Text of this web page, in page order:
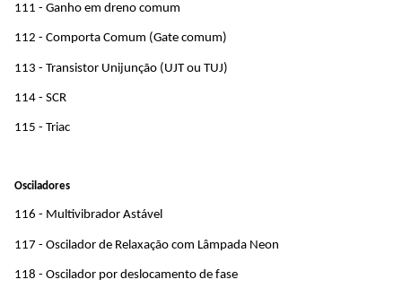
111 - Ganho em dreno comum
112 - Comporta Comum (Gate comum)
113 - Transistor Unijunção (UJT ou TUJ)
114 - SCR
115 - Triac
Osciladores
116 - Multivibrador Astável
117 - Oscilador de Relaxação com Lâmpada Neon
118 - Oscilador por deslocamento de fase